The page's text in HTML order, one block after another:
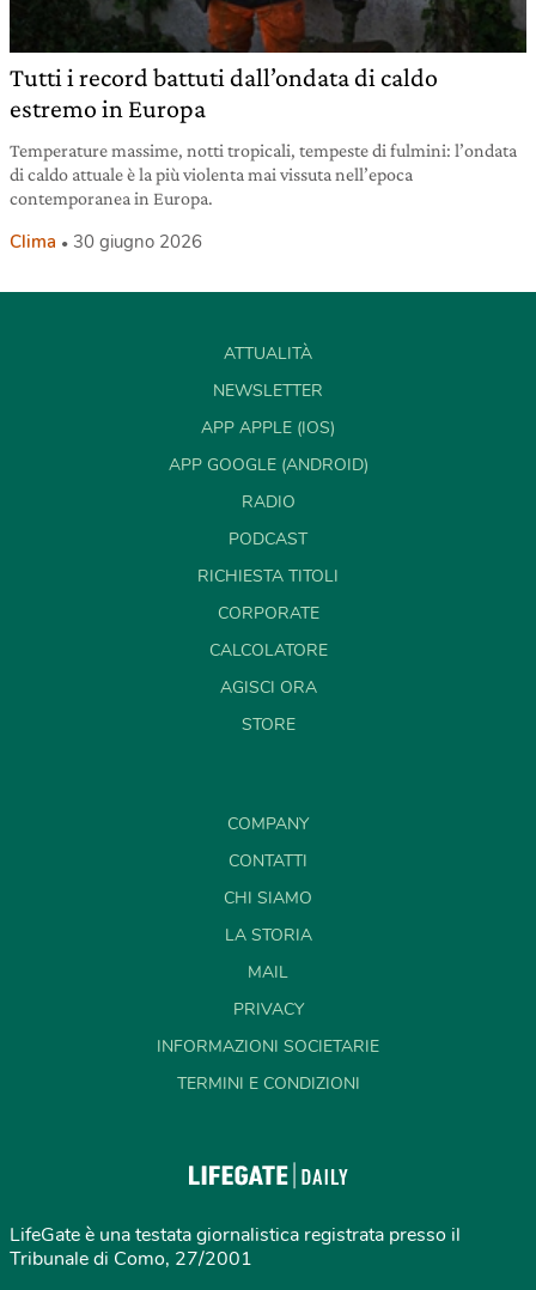
Tutti i record battuti dall’ondata di caldo
estremo in Europa
Temperature massime, notti tropicali, tempeste di fulmini: l’ondata
di caldo attuale è la più violenta mai vissuta nell’epoca
contemporanea in Europa.
Clima 30 giugno 2026
ATTUALITÀ
NEWSLETTER
APP APPLE (IOS)
APP GOOGLE (ANDROID)
RADIO
PODCAST
RICHIESTA TITOLI
CORPORATE
CALCOLATORE
AGISCI ORA
STORE
COMPANY
CONTATTI
CHI SIAMO
LA STORIA
MAIL
PRIVACY
INFORMAZIONI SOCIETARIE
TERMINI E CONDIZIONI
LifeGate è una testata giornalistica registrata presso il
Tribunale di Como, 27/2001